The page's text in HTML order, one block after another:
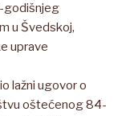
godišnjeg
u Švedskoj,
uprave
lažni ugovor o
oštećenog 84-